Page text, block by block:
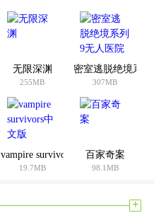
无限深渊
255MB
密室逃脱绝境系
307MB
vampire survivors中文版
19.7MB
百家奇案
98.1MB
+